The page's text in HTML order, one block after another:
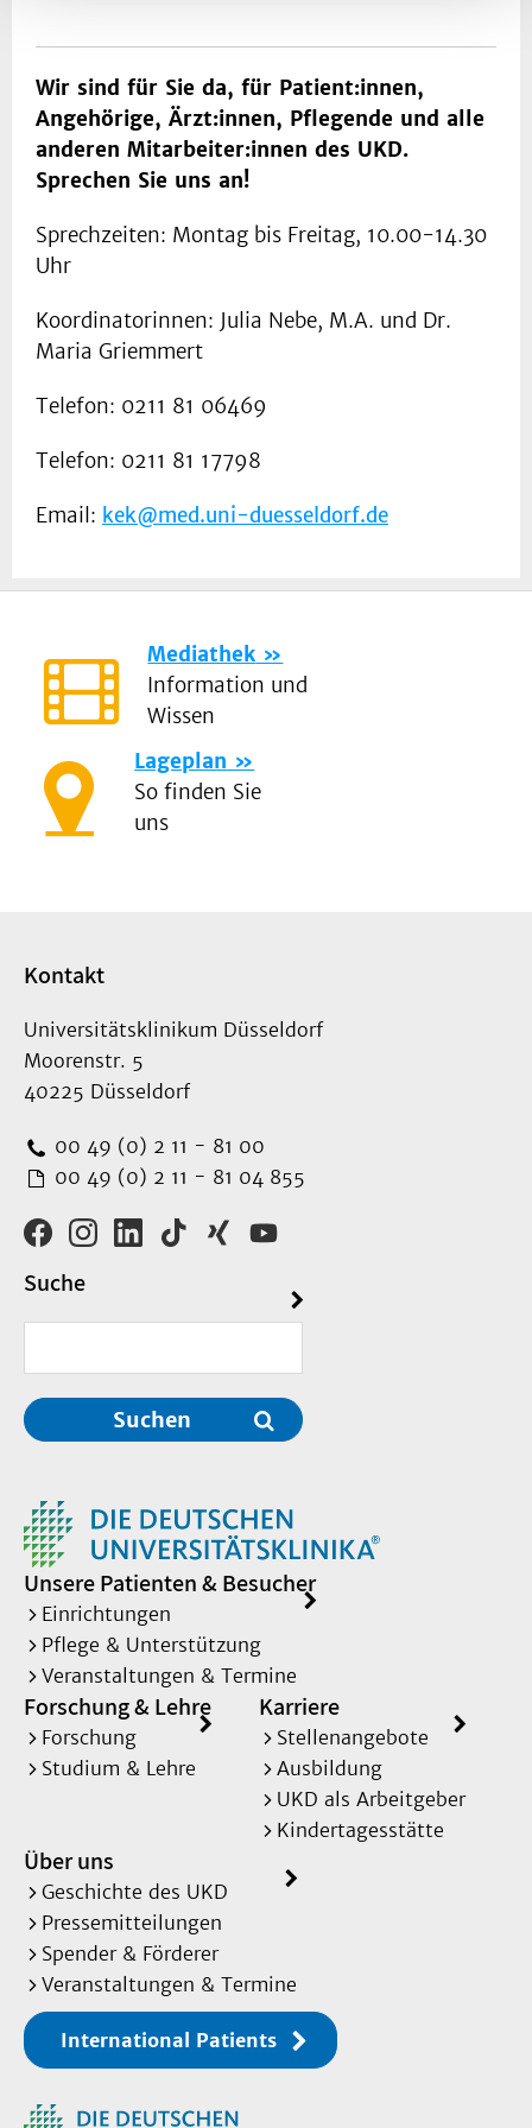
Wir sind für Sie da, für Patient:innen,
Angehörige, Ärzt:innen, Pflegende und alle
anderen Mitarbeiter:innen des UKD.
Sprechen Sie uns an!
Sprechzeiten: Montag bis Freitag, 10.00-14.30
Uhr
Koordinatorinnen: Julia Nebe, M.A. und Dr.
Maria Griemmert
Telefon: 0211 81 06469
Telefon: 0211 81 17798
Email: kek@med.uni-duesseldorf.de
Mediathek
Information und
Wissen
Lageplan
So finden Sie
uns
Kontakt
Universitätsklinikum Düsseldorf
Moorenstr. 5
40225 Düsseldorf
00 49 (0) 2 11 - 81 00
00 49 (0) 2 11 - 81 04 855
Suche
Suchen
Unsere Patienten & Besucher
Einrichtungen
Pflege & Unterstützung
Veranstaltungen & Termine
Forschung & Lehre
Forschung
Studium & Lehre
Karriere
Stellenangebote
Ausbildung
UKD als Arbeitgeber
Kindertagesstätte
Über uns
Geschichte des UKD
Pressemitteilungen
Spender & Förderer
Veranstaltungen & Termine
International Patients